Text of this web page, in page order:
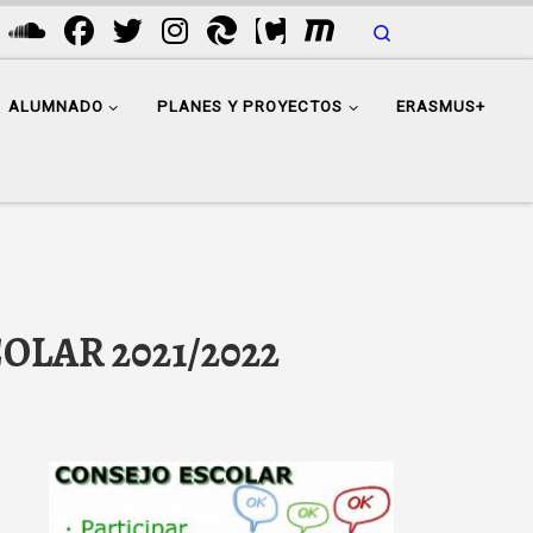
ALUMNADO PLANES Y PROYECTOS ERASMUS+
2021/2022